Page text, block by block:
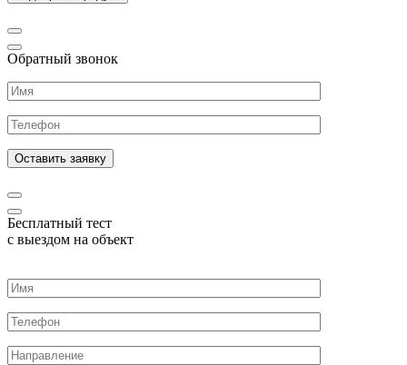
Обратный звонок
Бесплатный тест
с выездом на объект